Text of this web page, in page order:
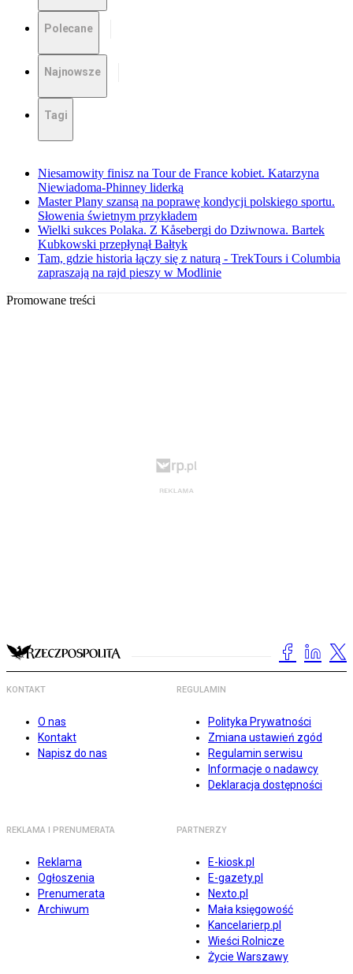
Polecane
Najnowsze
Tagi
Niesamowity finisz na Tour de France kobiet. Katarzyna
Niewiadoma-Phinney liderką
Master Plany szansą na poprawę kondycji polskiego sportu.
Słowenia świetnym przykładem
Wielki sukces Polaka. Z Kåsebergi do Dziwnowa. Bartek
Kubkowski przepłynął Bałtyk
Tam, gdzie historia łączy się z naturą - TrekTours i Columbia
zapraszają na rajd pieszy w Modlinie
Promowane treści
KONTAKT
O nas
Kontakt
Napisz do nas
REGULAMIN
Polityka Prywatności
Zmiana ustawień zgód
Regulamin serwisu
Informacje o nadawcy
Deklaracja dostępności
REKLAMA I PRENUMERATA
Reklama
Ogłoszenia
Prenumerata
Archiwum
PARTNERZY
E-kiosk.pl
E-gazety.pl
Nexto.pl
Mała księgowość
Kancelarierp.pl
Wieści Rolnicze
Życie Warszawy